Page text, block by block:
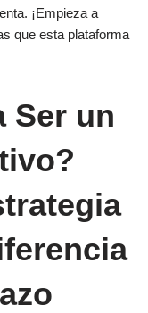
¡Empieza a
que esta plataforma
Ser un